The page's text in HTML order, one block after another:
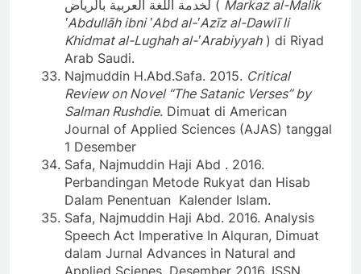
لخدمة اللغة العربية بالرياض ( Markaz al-Malik
ʽAbdullāh ibni ʽAbd al-ʽAzīz al-Dawlī li
Khidmat al-Lughah al-ʽArabiyyah) di Riyad
Arab Saudi.
Najmuddin H.Abd.Safa. 2015. Critical
Review on Novel “The Satanic Verses” by
Salman Rushdie. Dimuat di American
Journal of Applied Sciences (AJAS) tanggal
1 Desember
Safa, Najmuddin Haji Abd . 2016.
Perbandingan Metode Rukyat dan Hisab
Dalam Penentuan Kalender Islam.
Safa, Najmuddin Haji Abd. 2016. Analysis
Speech Act Imperative In Alquran, Dimuat
dalam Jurnal Advances in Natural and
Applied Scienes. Desember 2016. ISSN